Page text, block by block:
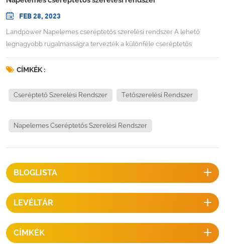
FEB 28, 2023
Landpower Napelemes cseréptetős szerelési rendszer A lehető
legnagyobb rugalmasságra tervezték a különféle cseréptetős
szokásos modul beépítése a ferde tetővel egy szintbe. Az innovatív sín
modul, a bilincskészlet és a különféle horgok segítségével a
cseréptetős szerelés egyszerűvé és gyorssá teszi a telepítést, így
INFORMÁCIÓTelepítési hely: cseréptetőDőlésszög: a tetővel
CÍMKÉK :
Cseréptető Szerelési Rendszer Tetőszerelési Rendszer
Napelemes Cseréptetős Szerelési Rendszer
BLOGLISTA
LEVÉLTÁR
CÍMKÉK